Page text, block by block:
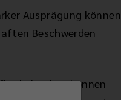
Ausprägung können
Beschwerden
können